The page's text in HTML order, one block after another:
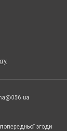
згоди